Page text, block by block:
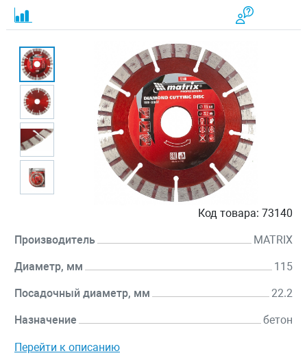
Код товара: 73140
Производитель MATRIX
Диаметр, мм 115
Посадочный диаметр, мм 22.2
Назначение бетон
Перейти к описанию